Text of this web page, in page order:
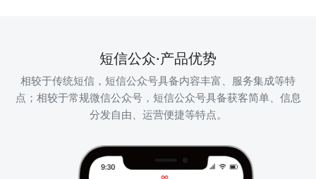
短信公众·产品优势
相较于传统短信，短信公众号具备内容丰富、服务集成等特
点；相较于常规微信公众号，短信公众号具备获客简单、信息
分发自由、运营便捷等特点。